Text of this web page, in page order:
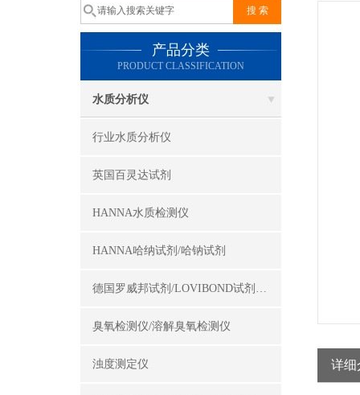
产品分类
PRODUCT CLASSIFICATION
水质分析仪
行业水质分析仪
英国百灵达试剂
HANNA水质检测仪
HANNA哈纳试剂/哈钠试剂
德国罗威邦试剂/LOVIBOND试剂/罗威邦试剂
臭氧检测仪/溶解臭氧检测仪
浊度测定仪 详细